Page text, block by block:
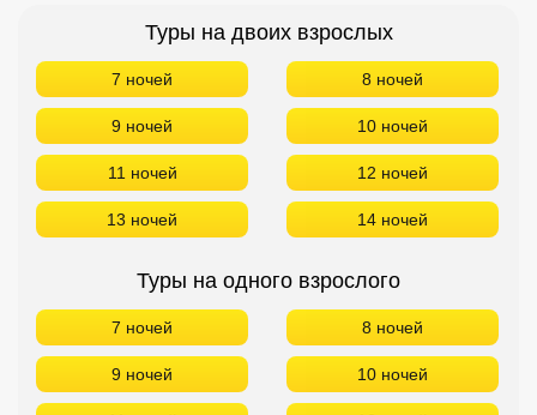
Туры на двоих взрослых
7 ночей 8 ночей
9 ночей 10 ночей
11 ночей 12 ночей
13 ночей 14 ночей
Туры на одного взрослого
7 ночей 8 ночей
9 ночей 10 ночей